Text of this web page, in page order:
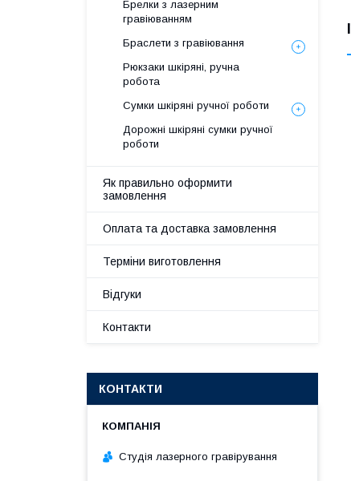
Брелки з лазерним
гравіюванням
Браслети з гравіювання
Рюкзаки шкіряні, ручна
робота
Сумки шкіряні ручної роботи
Дорожні шкіряні сумки ручної
роботи
Як правильно оформити
замовлення
Оплата та доставка замовлення
Терміни виготовлення
Відгуки
Контакти
КОНТАКТИ
Студія лазерного гравірування